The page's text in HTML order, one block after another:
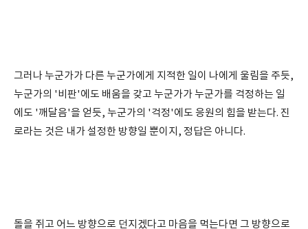
그러나 누군가가 다른 누군가에게 지적한 일이 나에게 울림을 주듯,
누군가의 '비판'에도 배움을 갖고 누군가가 누군가를 걱정하는 일
에도 '깨달음'을 얻듯, 누군가의 '걱정'에도 응원의 힘을 받는다. 진
로라는 것은 내가 설정한 방향일 뿐이지, 정답은 아니다.
돌을 쥐고 어느 방향으로 던지겠다고 마음을 먹는다면 그 방향으로